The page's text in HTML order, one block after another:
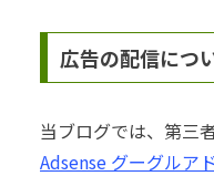
広告の配信につ
当ブログでは、第三
Adsense グーグルア